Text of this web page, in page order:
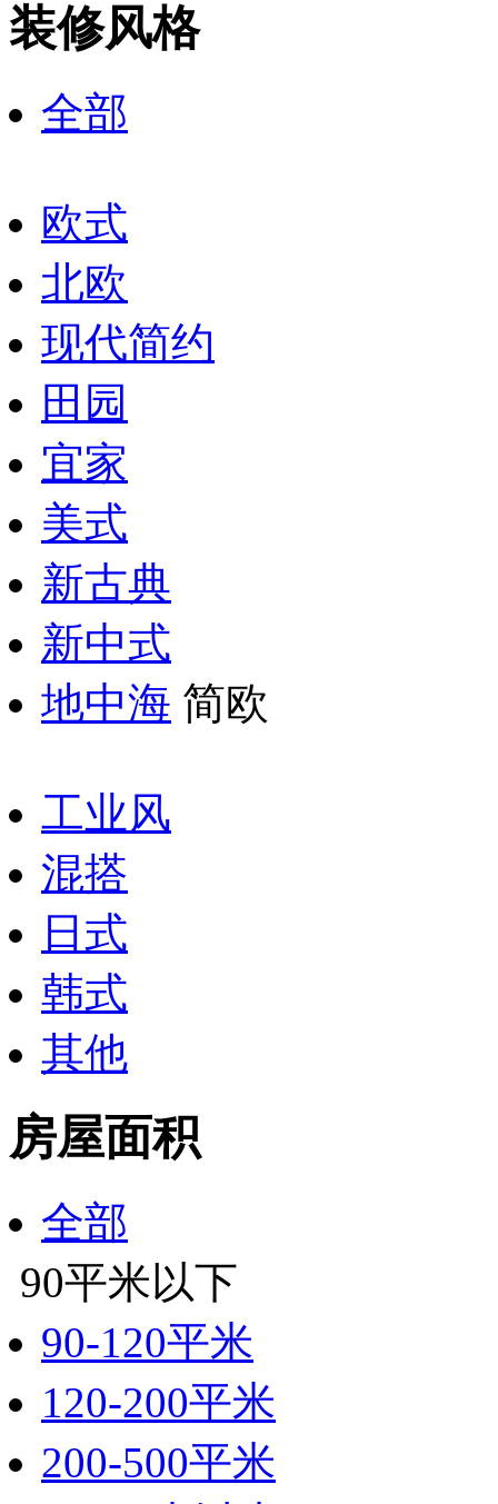
装修风格
全部
欧式
北欧
现代简约
田园
宜家
美式
新古典
新中式
地中海 简欧
工业风
混搭
日式
韩式
其他
房屋面积
全部
90平米以下
90-120平米
120-200平米
200-500平米